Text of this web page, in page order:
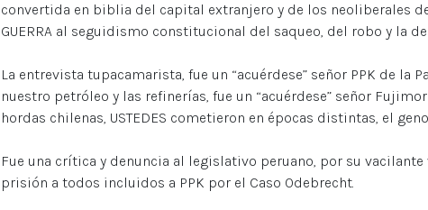
convertida en biblia del capital extranjero y de los neoliberales del
GUERRA al seguidismo constitucional del saqueo, del robo y la
La entrevista tupacamarista, fue un “acuérdese” señor PPK de la
nuestro petróleo y las refinerías, fue un “acuérdese” señor
hordas chilenas, USTEDES cometieron en épocas distintas, el
Fue una crítica y denuncia al legislativo peruano, por su
prisión a todos incluidos a PPK por el Caso Odebrecht.